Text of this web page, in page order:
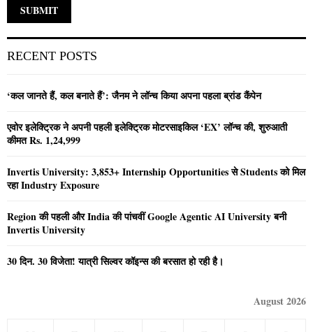
RECENT POSTS
‘कल जानते हैं, कल बनाते हैं’: जैनम ने लॉन्च किया अपना पहला ब्रांड कैंपेन
एवोर इलेक्ट्रिक ने अपनी पहली इलेक्ट्रिक मोटरसाइकिल ‘EX’ लॉन्च की, शुरुआती
कीमत Rs. 1,24,999
Invertis University: 3,853+ Internship Opportunities से Students को मिल
रहा Industry Exposure
Region की पहली और India की पांचवीं Google Agentic AI University बनी
Invertis University
30 दिन. 30 विजेता! यात्री सिल्वर कॉइन्स की बरसात हो रही है।
August 2026